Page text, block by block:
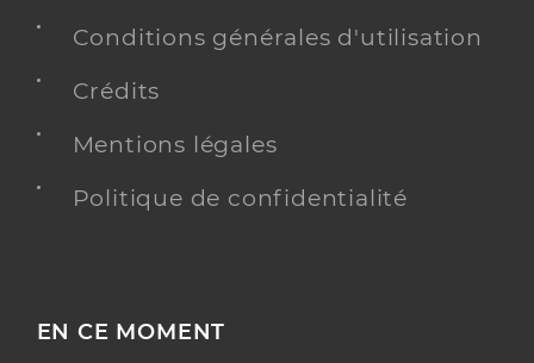
Conditions générales d'utilisation
Crédits
Mentions légales
Politique de confidentialité
EN CE MOMENT